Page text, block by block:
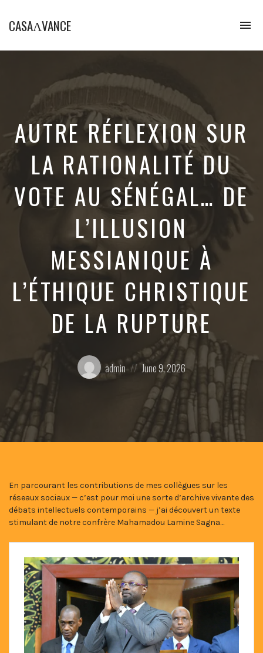
CASAɅVANCE
Casamance
AUTRE RÉFLEXION SUR
LA RATIONALITÉ DU
VOTE AU SÉNÉGAL… DE
L’ILLUSION
MESSIANIQUE À
L’ÉTHIQUE CHRISTIQUE
DE LA RUPTURE
Posted
by:
admin
Posted
on
June 9, 2026
En parcourant les contributions de mes collègues sur les
réseaux sociaux — c’est pour moi une sorte d’archive vivante des
débats intellectuels contemporains — j’ai découvert un texte
stimulant de notre confrère Mahamadou Lamine Sagna…